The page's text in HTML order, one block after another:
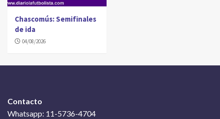
Chascomús: Semifinales
de ida
04/08/2026
Contacto
Whatsapp: 11-5736-4704